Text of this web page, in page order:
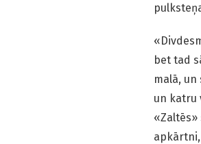
bet tad
malā,
un katru